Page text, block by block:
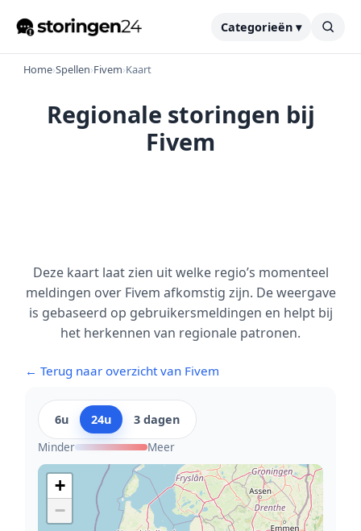
Categorieën ▾
Home›Spellen›Fivem›Kaart
Regionale storingen bij
Fivem
Deze kaart laat zien uit welke regio’s momenteel
meldingen over Fivem afkomstig zijn. De weergave
is gebaseerd op gebruikersmeldingen en helpt bij
het herkennen van regionale patronen.
← Terug naar overzicht van Fivem
6u 24u
3 dagen
Minder
Meer
+
−